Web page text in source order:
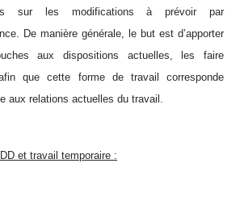
sur les modifications à prévoir par
De manière générale, le but est d’apporter
aux dispositions actuelles, les faire
que cette forme de travail corresponde
aux relations actuelles du travail.
et travail temporaire :